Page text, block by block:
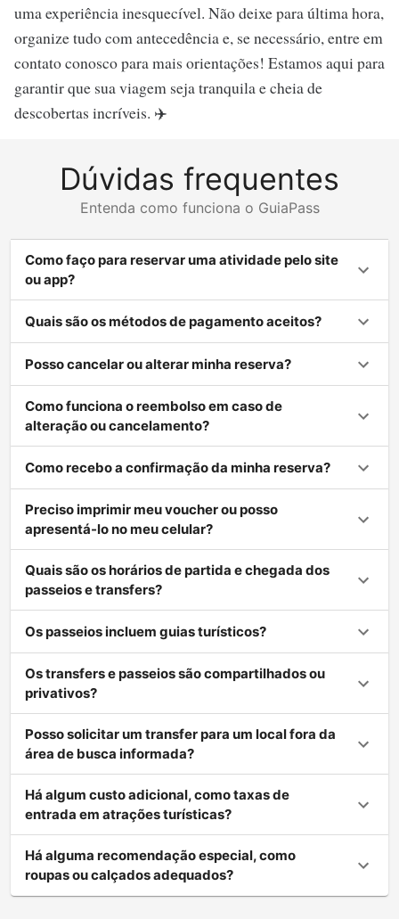
uma experiência inesquecível. Não deixe para última hora,
organize tudo com antecedência e, se necessário, entre em
contato conosco para mais orientações! Estamos aqui para
garantir que sua viagem seja tranquila e cheia de
descobertas incríveis. ✈️
Dúvidas frequentes
Entenda como funciona o GuiaPass
Como faço para reservar uma atividade pelo site
ou app?
Quais são os métodos de pagamento aceitos?
Posso cancelar ou alterar minha reserva?
Como funciona o reembolso em caso de
alteração ou cancelamento?
Como recebo a confirmação da minha reserva?
Preciso imprimir meu voucher ou posso
apresentá-lo no meu celular?
Quais são os horários de partida e chegada dos
passeios e transfers?
Os passeios incluem guias turísticos?
Os transfers e passeios são compartilhados ou
privativos?
Posso solicitar um transfer para um local fora da
área de busca informada?
Há algum custo adicional, como taxas de
entrada em atrações turísticas?
Há alguma recomendação especial, como
roupas ou calçados adequados?